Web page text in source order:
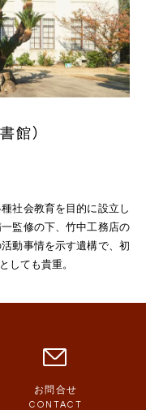
館）
社会教育を目的に設立し
監修の下、竹中工務店の
動事情を示す遺構で、初
しても貴重。
お問合せ
CONTACT